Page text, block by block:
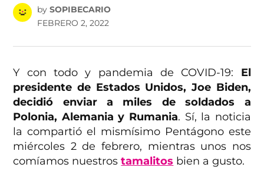
by SOPIBECARIO
FEBRERO 2, 2022
Y con todo y pandemia de COVID-19: El
presidente de Estados Unidos, Joe Biden,
decidió enviar a miles de soldados a
Polonia, Alemania y Rumania. Sí, la noticia
la compartió el mismísimo Pentágono este
miércoles 2 de febrero, mientras unos nos
comíamos nuestrostamalitos bien a gusto.